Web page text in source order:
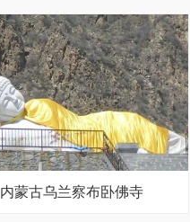
内蒙古乌兰察布卧佛寺